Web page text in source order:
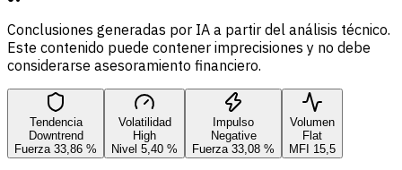
Conclusiones generadas por IA a partir del análisis técnico.
Este contenido puede contener imprecisiones y no debe
considerarse asesoramiento financiero.
Tendencia
Downtrend
Fuerza 33,86 %
Volatilidad
High
Nivel 5,40 %
Impulso
Negative
Fuerza 33,08 %
Volumen
Flat
MFI 15,5